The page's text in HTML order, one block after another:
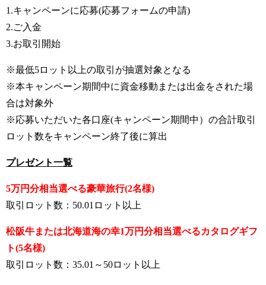
1.キャンペーンに応募(応募フォームの申請)
2.ご入金
3.お取引開始
※最低5ロット以上の取引が抽選対象となる
※本キャンペーン期間中に資金移動または出金をされた場
合は対象外
※応募いただいた各口座(キャンペーン期間中）の合計取引
ロット数をキャンペーン終了後に算出
プレゼント一覧
5万円分相当選べる豪華旅行(2名様)
取引ロット数：50.01ロット以上
松阪牛または北海道海の幸1万円分相当選べるカタログギフ
ト(5名様)
取引ロット数：35.01～50ロット以上